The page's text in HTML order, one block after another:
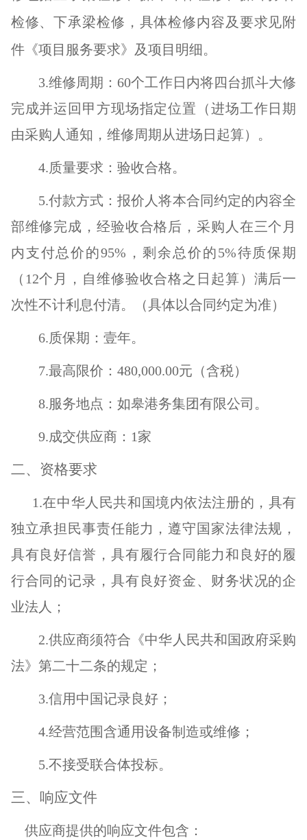
检修、下承梁检修，具体检修内容及要求见附
件《项目服务要求》及项目明细。
3.维修周期： 60个工作日内将四台抓斗大修
完成并运回甲方现场指定位置（进场工作日期
由采购人通知，维修周期从进场日起算）。
4.质量要求：验收合格。
5.付款方式：报价人将本合同约定的内容全
部维修完成，经验收合格后，采购人在三个月
内支付总价的95%，剩余总价的5%待质保期
（12个月，自维修验收合格之日起算）满后一
次性不计利息付清。（具体以合同约定为准）
6.质保期：壹年。
7.最高限价： 480,000.00元（含税）
8.服务地点：如皋港务集团有限公司。
9.成交供应商：1家
二、资格要求
1.在中华人民共和国境内依法注册的，具有
独立承担民事责任能力，遵守国家法律法规，
具有良好信誉，具有履行合同能力和良好的履
行合同的记录，具有良好资金、财务状况的企
业法人；
2.供应商须符合《中华人民共和国政府采购
法》第二十二条的规定；
3.信用中国记录良好；
4.经营范围含通用设备制造或维修；
5.不接受联合体投标。
三、响应文件
供应商提供的响应文件包含：